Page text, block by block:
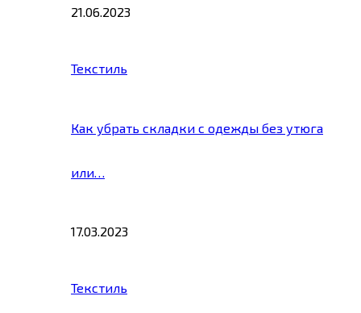
21.06.2023
Текстиль
Как убрать складки с одежды без утюга
или…
17.03.2023
Текстиль